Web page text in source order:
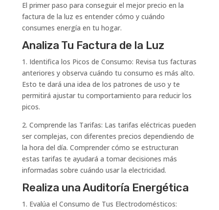
El primer paso para conseguir el mejor precio en la
factura de la luz es entender cómo y cuándo
consumes energía en tu hogar.
Analiza Tu Factura de la Luz
1. Identifica los Picos de Consumo: Revisa tus facturas
anteriores y observa cuándo tu consumo es más alto.
Esto te dará una idea de los patrones de uso y te
permitirá ajustar tu comportamiento para reducir los
picos.
2. Comprende las Tarifas: Las tarifas eléctricas pueden
ser complejas, con diferentes precios dependiendo de
la hora del día. Comprender cómo se estructuran
estas tarifas te ayudará a tomar decisiones más
informadas sobre cuándo usar la electricidad.
Realiza una Auditoría Energética
1. Evalúa el Consumo de Tus Electrodomésticos: